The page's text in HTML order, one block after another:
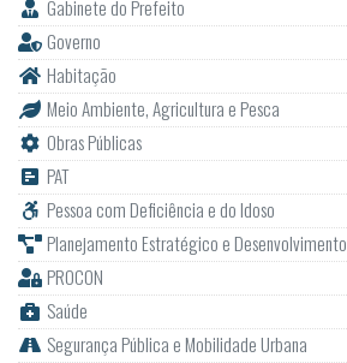
Gabinete do Prefeito
Governo
Habitação
Meio Ambiente, Agricultura e Pesca
Obras Públicas
PAT
Pessoa com Deficiência e do Idoso
Planejamento Estratégico e Desenvolvimento
PROCON
Saúde
Segurança Pública e Mobilidade Urbana